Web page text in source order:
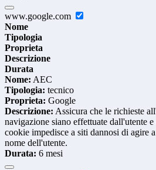
www.google.com
Nome
Tipologia
Proprieta
Descrizione
Durata
Nome: AEC
Tipologia: tecnico
Proprieta: Google
Descrizione: Assicura che le richieste
navigazione siano effettuate dall'utente
cookie impedisce a siti dannosi di agire
nome dell'utente.
Durata: 6 mesi